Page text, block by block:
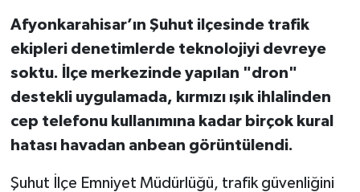
Afyonkarahisar’ın Şuhut ilçesinde trafik
ekipleri denetimlerde teknolojiyi devreye
soktu. İlçe merkezinde yapılan "dron"
destekli uygulamada, kırmızı ışık ihlalinden
cep telefonu kullanımına kadar birçok kural
hatası havadan anbean görüntülendi.
Şuhut İlçe Emniyet Müdürlüğü, trafik güvenliğini